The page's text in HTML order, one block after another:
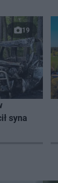
19
syna